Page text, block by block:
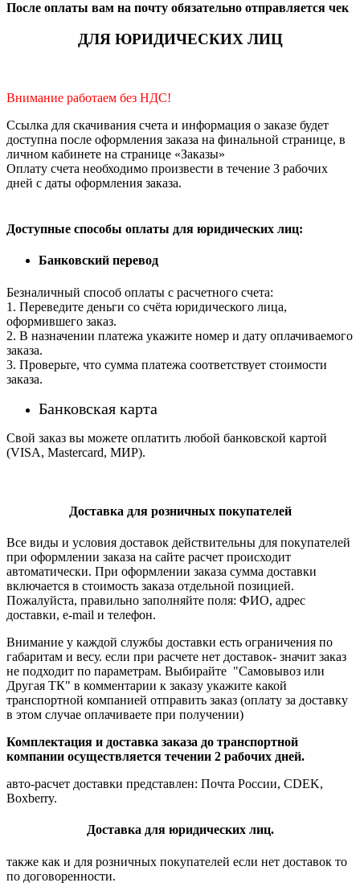
После оплаты вам на почту обязательно отправляется чек
ДЛЯ ЮРИДИЧЕСКИХ ЛИЦ
Внимание работаем без НДС!
Ссылка для скачивания счета и информация о заказе будет
доступна после оформления заказа на финальной странице, в
личном кабинете на странице «Заказы»
Оплату счета необходимо произвести в течение 3 рабочих
дней с даты оформления заказа.
Доступные способы оплаты для юридических лиц:
Банковский перевод
Безналичный способ оплаты с расчетного счета:
1. Переведите деньги со счёта юридического лица,
оформившего заказ.
2. В назначении платежа укажите номер и дату оплачиваемого
заказа.
3. Проверьте, что сумма платежа соответствует стоимости
заказа.
Банковская карта
Свой заказ вы можете оплатить любой банковской картой
(VISA, Mastercard, МИР).
Доставка для розничных покупателей
Все виды и условия доставок действительны для покупателей
при оформлении заказа на сайте расчет происходит
автоматически. При оформлении заказа сумма доставки
включается в стоимость заказа отдельной позицией.
Пожалуйста, правильно заполняйте поля: ФИО, адрес
доставки, e-mail и телефон.
Внимание у каждой службы доставки есть ограничения по
габаритам и весу. если при расчете нет доставок- значит заказ
не подходит по параметрам. Выбирайте "Самовывоз или
Другая ТК" в комментарии к заказу укажите какой
транспортной компанией отправить заказ (оплату за доставку
в этом случае оплачиваете при получении)
Комплектация и доставка заказа до транспортной
компании осуществляется течении 2 рабочих дней.
авто-расчет доставки представлен: Почта России, CDEK,
Boxberry.
Доставка для юридических лиц.
также как и для розничных покупателей если нет доставок то
по договоренности.